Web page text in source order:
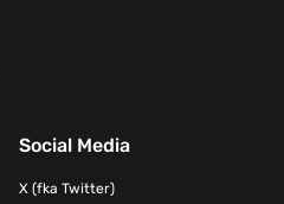
Social Media
X (fka Twitter)